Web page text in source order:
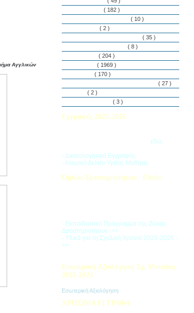
Αγγλικών
( 182 )
( 10 )
( 2 )
( 35 )
( 8 )
( 204 )
( 1969 )
( 170 )
( 27 )
( 2 )
( 3 )
Εγγραφές 2025-2026
εδώ.
- Δικαιολογητικά Εγγραφής
- Ατομικό Δελτίο Υγείας Μαθητή
Όμιλοι Δραστηριοτήτων - Clubs
- Εκπαιδευτικό Πρόγραμμα της Ζώνης
Δραστηριοτήτων ->>
- Υλικά για τη Σχολική Χρονιά 2025-2026 -
>>
Εσωτερική Αξιολόγηση Σχ. Μονάδας
2022-2023
Εσωτερική Αξιολόγηση
ΧΡΗΣΙΜΑ ΕΓΓΡΑΦΑ